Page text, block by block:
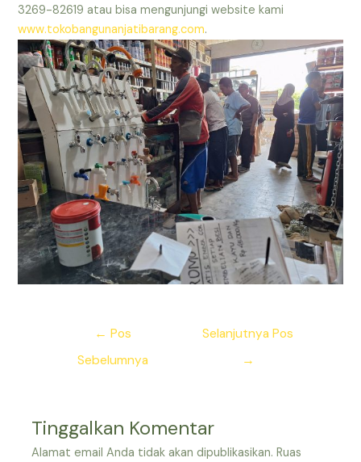
3269-82619 atau bisa mengunjungi website kami
www.tokobangunanjatibarang.com.
← Pos
Sebelumnya
Selanjutnya Pos
→
Tinggalkan Komentar
Alamat email Anda tidak akan dipublikasikan. Ruas